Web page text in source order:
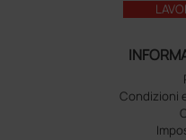
Condizioni